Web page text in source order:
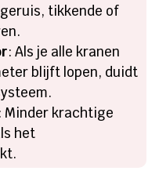
tikkende of
: Als je alle kranen
blijft lopen, duidt
: Minder krachtige
het